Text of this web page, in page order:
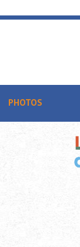
PHOTOS